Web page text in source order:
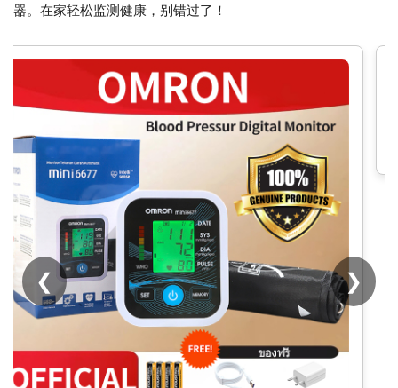
器。在家轻松监测健康，别错过了！
[ลดเหลือ 1432] Black Shark S1
วอทช์ คุยโทรศัพท์ได้ หน้าจอ
ยม แบตอึด -1Y
❮ ❯